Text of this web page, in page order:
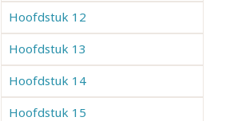
Hoofdstuk 12
Hoofdstuk 13
Hoofdstuk 14
Hoofdstuk 15